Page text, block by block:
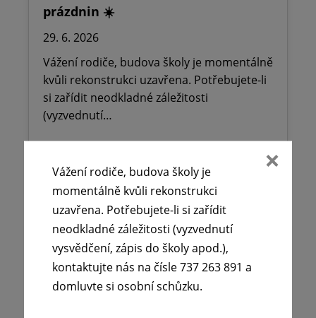
prázdnin ☀️
29. 6. 2026
Vážení rodiče, budova školy je momentálně
kvůli rekonstrukci uzavřena. Potřebujete-li
si zařídit neodkladné záležitosti
(vyzvednutí…
Vážení rodiče, budova školy je
momentálně kvůli rekonstrukci
uzavřena. Potřebujete-li si zařídit
neodkladné záležitosti (vyzvednutí
vysvědčení, zápis do školy apod.),
kontaktujte nás na čísle 737 263 891 a
domluvte si osobní schůzku.